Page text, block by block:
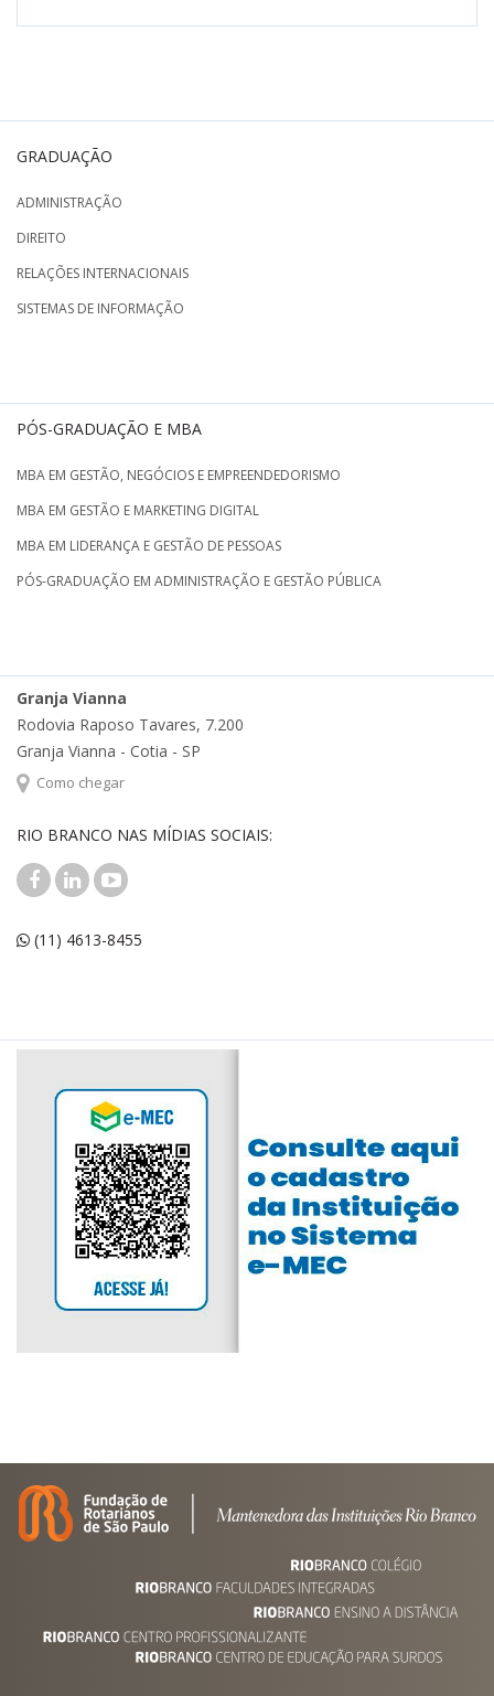
GRADUAÇÃO
ADMINISTRAÇÃO
DIREITO
RELAÇÕES INTERNACIONAIS
SISTEMAS DE INFORMAÇÃO
PÓS-GRADUAÇÃO E MBA
MBA EM GESTÃO, NEGÓCIOS E EMPREENDEDORISMO
MBA EM GESTÃO E MARKETING DIGITAL
MBA EM LIDERANÇA E GESTÃO DE PESSOAS
PÓS-GRADUAÇÃO EM ADMINISTRAÇÃO E GESTÃO PÚBLICA
Granja Vianna
Rodovia Raposo Tavares, 7.200
Granja Vianna - Cotia - SP
Como chegar
RIO BRANCO NAS MÍDIAS SOCIAIS:
(11) 4613-8455